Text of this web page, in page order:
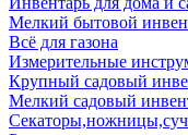
Мелкий бытовой
Всё для газона
Измерительные
Крупный садовый
Мелкий садовый